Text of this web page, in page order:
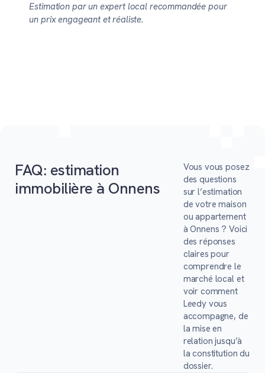
Estimation par un expert local recommandée pour
un prix engageant et réaliste.
FAQ: estimation
immobilière à Onnens
Vous vous posez
des questions
sur l’estimation
de votre maison
ou appartement
à Onnens ? Voici
des réponses
claires pour
comprendre le
marché local et
voir comment
Leedy vous
accompagne, de
la mise en
relation jusqu’à
la constitution du
dossier.